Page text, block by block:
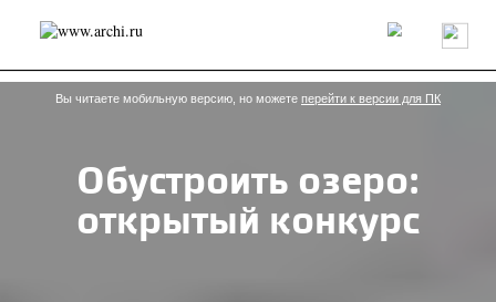
Россия Мир Технологии Интерьер Пресса
Архитекторы
Проекты
Конкурсы События Книги Вакансии
send.project Анонсы конкурсов
Блог
Интервью Исследование
Объект
Результаты конкурса
Вы читаете мобильную версию, но можете перейти к версии для ПК
Обустроить озеро:
открытый конкурс